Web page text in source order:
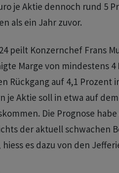
je Aktie dennoch rund 5
als ein Jahr zuvor.
peilt Konzernchef Frans
Marge von mindestens
Rückgang auf 4,1 Prozent
je Aktie soll in etwa auf
Die Prognose
der aktuell schwachen
hiess es dazu von den